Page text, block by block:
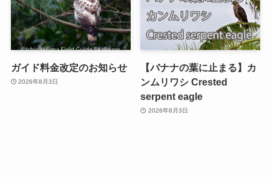
ガイド料金改定のお知らせ
2026年8月3日
【バナナの葉に止まる】カ
ンムリワシ Crested
serpent eagle
2026年8月3日